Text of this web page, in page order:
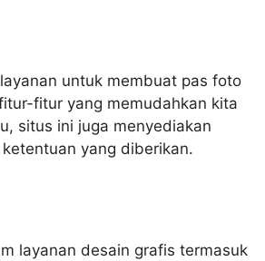
untuk membuat pas foto
fitur yang memudahkan kita
situs ini juga menyediakan
yang diberikan.
layanan desain grafis termasuk